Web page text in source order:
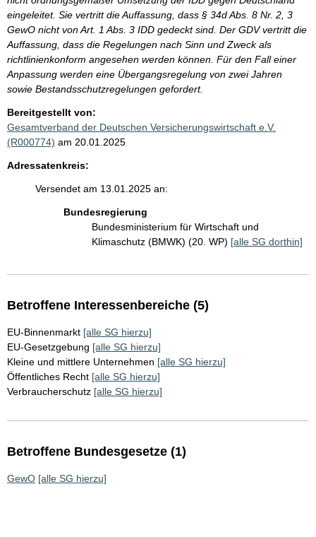
eingeleitet. Sie vertritt die Auffassung, dass § 34d Abs. 8 Nr. 2, 3
GewO nicht von Art. 1 Abs. 3 IDD gedeckt sind. Der GDV vertritt die
Auffassung, dass die Regelungen nach Sinn und Zweck als
richtlinienkonform angesehen werden können. Für den Fall einer
Anpassung werden eine Übergangsregelung von zwei Jahren
sowie Bestandsschutzregelungen gefordert.
Bereitgestellt von:
Gesamtverband der Deutschen Versicherungswirtschaft e.V.
(R000774) am 20.01.2025
Adressatenkreis:
Versendet am 13.01.2025 an:
Bundesregierung
Bundesministerium für Wirtschaft und
Klimaschutz (BMWK) (20. WP) [alle SG dorthin]
Betroffene Interessenbereiche (5)
EU-Binnenmarkt [alle SG hierzu]
EU-Gesetzgebung [alle SG hierzu]
Kleine und mittlere Unternehmen [alle SG hierzu]
Öffentliches Recht [alle SG hierzu]
Verbraucherschutz [alle SG hierzu]
Betroffene Bundesgesetze (1)
GewO [alle SG hierzu]